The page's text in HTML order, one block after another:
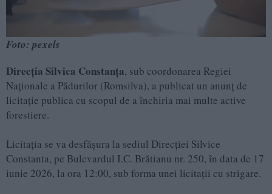
Foto: pexels
Direcția Silvica Constanța, sub coordonarea Regiei
Naționale a Pădurilor (Romsilva), a publicat un anunț de
licitație publica cu scopul de a închiria mai multe active
forestiere.
Licitația se va desfășura la sediul Direcției Silvice
Constanta, pe Bulevardul I.C. Brătianu nr. 250, în data de 17
iunie 2026, la ora 12:00, sub forma unei licitații cu strigare.